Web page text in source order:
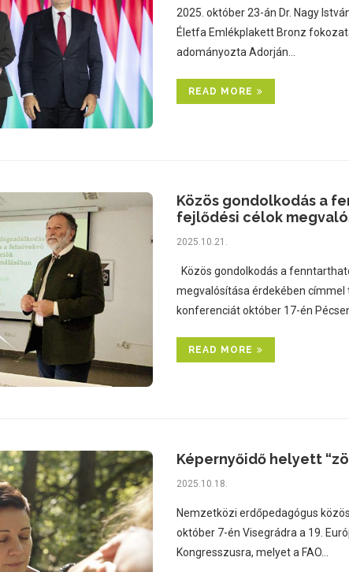
2025. október 23-án Dr. Nagy
Életfa Emlékplakett Bronz
adományozta Adorján…
READ MORE
Közös gondolkodás a
fejlődési célok
2025.10.21.
Közös gondolkodás a
megvalósítása érdekében
konferenciát október 17-én
READ MORE
Képernyőidő helyett
2025.10.18.
Nemzetközi erdőpedagógus
október 7-én Visegrádra a 19.
Kongresszusra, melyet a FAO…